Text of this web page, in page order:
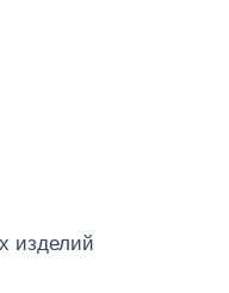
изделий